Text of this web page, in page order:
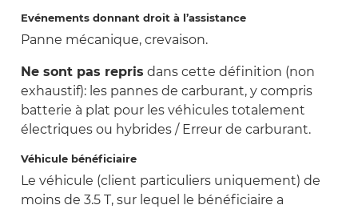
Evénements donnant droit à l’assistance
Panne mécanique, crevaison.
Ne sont pas repris dans cette définition (non
exhaustif): les pannes de carburant, y compris
batterie à plat pour les véhicules totalement
électriques ou hybrides / Erreur de carburant.
Véhicule bénéficiaire
Le véhicule (client particuliers uniquement) de
moins de 3.5 T, sur lequel le bénéficiaire a